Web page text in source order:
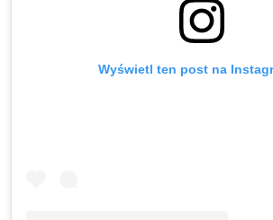
Wyświetl ten post na